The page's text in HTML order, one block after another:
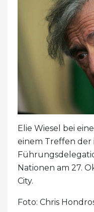
Elie Wiesel bei
einem Treffen der
Nationen am 27.
City.
Foto: Chris